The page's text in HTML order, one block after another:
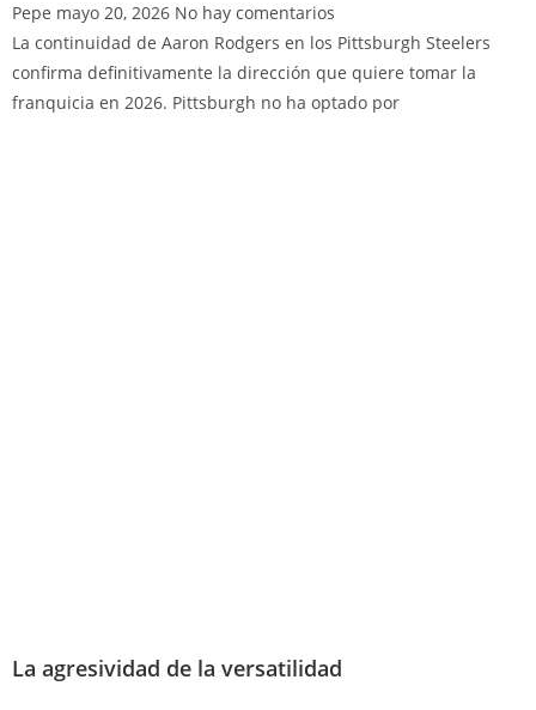
Pepe mayo 20, 2026 No hay comentarios
La continuidad de Aaron Rodgers en los Pittsburgh Steelers
confirma definitivamente la dirección que quiere tomar la
franquicia en 2026. Pittsburgh no ha optado por
La agresividad de la versatilidad